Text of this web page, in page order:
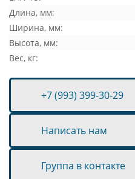
Длина, мм:
Ширина, мм:
Высота, мм:
Вес, кг:
+7 (993) 399-30-29
Написать нам
Группа в контакте